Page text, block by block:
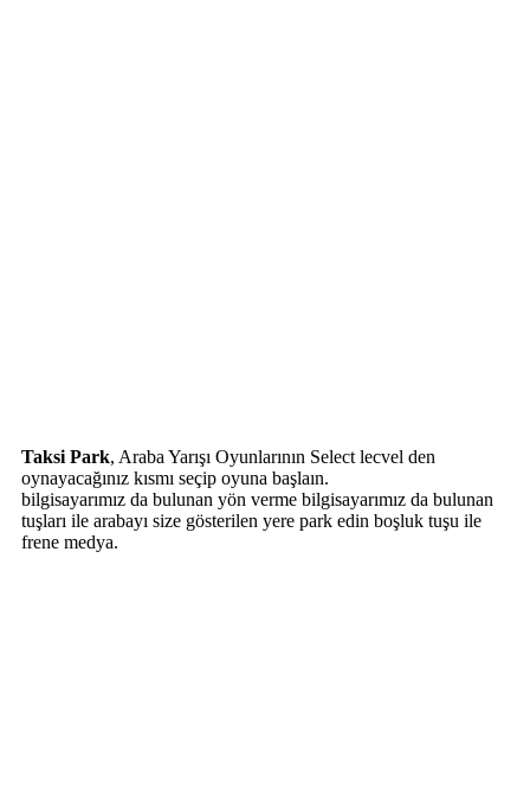
Taksi Park, Araba Yarışı Oyunlarının Select lecvel den
oynayacağınız kısmı seçip oyuna başlaın.
bilgisayarımız da bulunan yön verme bilgisayarımız da bulunan
tuşları ile arabayı size gösterilen yere park edin boşluk tuşu ile
frene medya.